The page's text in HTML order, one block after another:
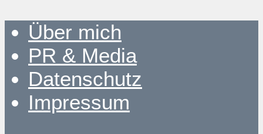
Über mich
PR & Media
Datenschutz
Impressum